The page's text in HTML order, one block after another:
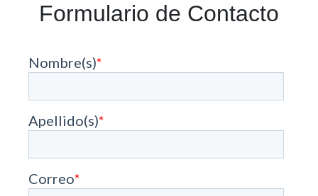
Formulario de Contacto